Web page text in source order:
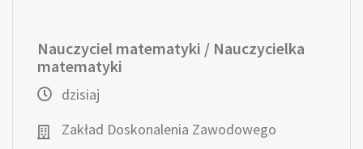
Nauczyciel matematyki / Nauczycielka
matematyki
dzisiaj
Zakład Doskonalenia Zawodowego